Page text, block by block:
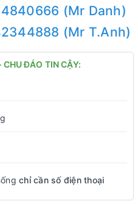
(Mr Danh)
(Mr T.Anh)
ĐÁO TIN CẬY:
chỉ cần số điện thoại